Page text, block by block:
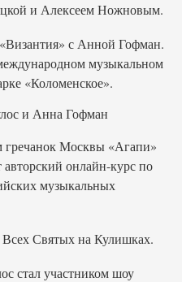
и Алексеем Ножновым.
с Анной Гофман.
музыкальном
«Коломенское».
гречанок Москвы «Агапи»
онлайн-курс по
музыкальных
Всех Святых на Кулишках.
стал участником шоу